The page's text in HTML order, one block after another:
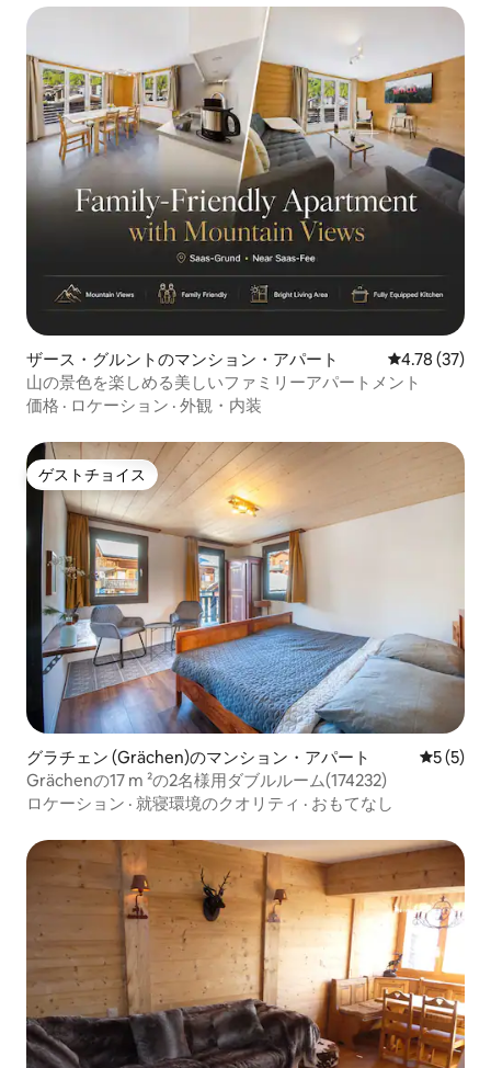
ザース・グルントのマンション・アパート レビュー37
4.78 (37)
山の景色を楽しめる美しいファミリーアパートメント
価格 · ロケーション · 外観・内装
ゲストチョイス
ゲストチョイス
グラチェン (Grächen)のマンション・アパート レビュー
5 (5)
Grächenの17 m ²の2名様用ダブルルーム(174232)
ロケーション · 就寝環境のクオリティ · おもてなし